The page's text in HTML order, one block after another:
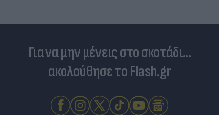
Για να μην μένεις στο σκοτάδι...
ακολούθησε το Flash.gr